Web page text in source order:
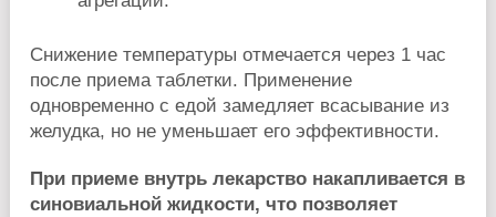
Снижение температуры отмечается через 1 час
после приема таблетки. Применение
одновременно с едой замедляет всасывание из
желудка, но не уменьшает его эффективности.
При приеме внутрь лекарство накапливается в
синовиальной жидкости, что позволяет